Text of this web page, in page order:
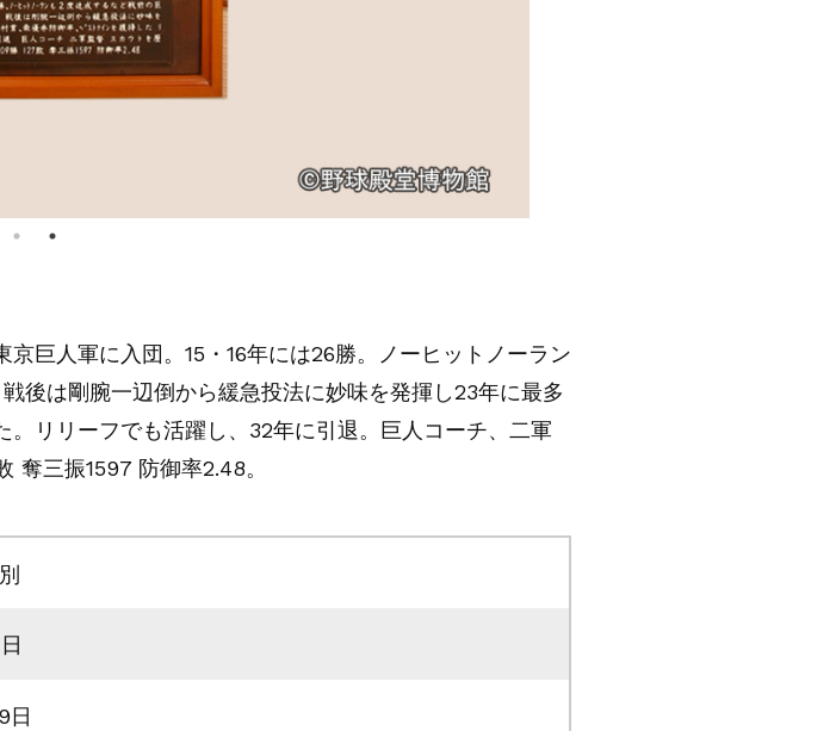
巨人軍に入団。15・16年には26勝。ノーヒットノーラン
後は剛腕一辺倒から緩急投法に妙味を発揮し23年に最多
リリーフでも活躍し、32年に引退。巨人コーチ、二軍
奪三振1597 防御率2.48。
日